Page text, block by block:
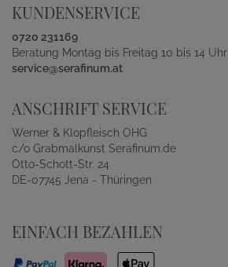
KUNDENSERVICE
0720 231169
Beratung Montag bis Freitag 10 bis 14 Uhr
service@serafinum.at
ANSCHRIFT SERVICE
Werner & Klopfleisch OHG
c/o Grabmalkunst Serafinum.de
Otto-Schott-Str. 24
DE-07745 Jena - Thüringen
EINFACH BEZAHLEN